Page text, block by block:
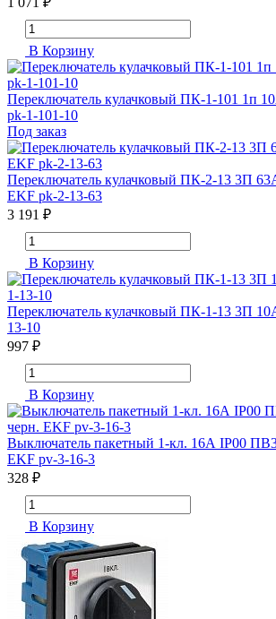
В Корзину
Переключатель кулачковый ПК-1-101 1п
pk-1-101-10
Под заказ
Переключатель кулачковый ПК-2-13 3П
EKF pk-2-13-63
3 191 ₽
В Корзину
Переключатель кулачковый ПК-1-13 3П
13-10
997 ₽
В Корзину
Выключатель пакетный 1-кл. 16А IP00
EKF pv-3-16-3
328 ₽
В Корзину